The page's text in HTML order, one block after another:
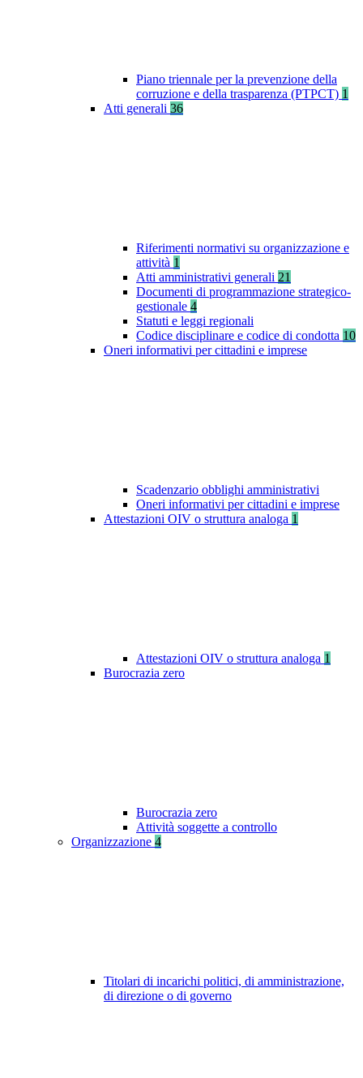
Piano triennale per la prevenzione della
corruzione e della trasparenza (PTPCT) 1
Atti generali 36
Riferimenti normativi su organizzazione e
attività 1
Atti amministrativi generali 21
Documenti di programmazione strategico-
gestionale 4
Statuti e leggi regionali
Codice disciplinare e codice di condotta 10
Oneri informativi per cittadini e imprese
Scadenzario obblighi amministrativi
Oneri informativi per cittadini e imprese
Attestazioni OIV o struttura analoga 1
Attestazioni OIV o struttura analoga 1
Burocrazia zero
Burocrazia zero
Attività soggette a controllo
Organizzazione 4
Titolari di incarichi politici, di amministrazione,
di direzione o di governo